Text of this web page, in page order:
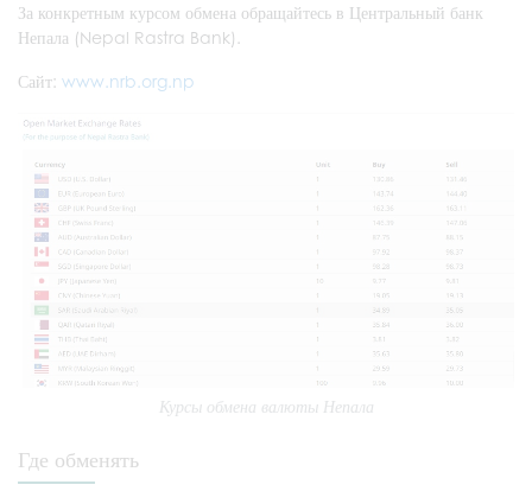
За конкретным курсом обмена обращайтесь в Центральный банк
Непала (Nepal Rastra Bank).
Сайт: www.nrb.org.np
Курсы обмена валюты Непала
Где обменять